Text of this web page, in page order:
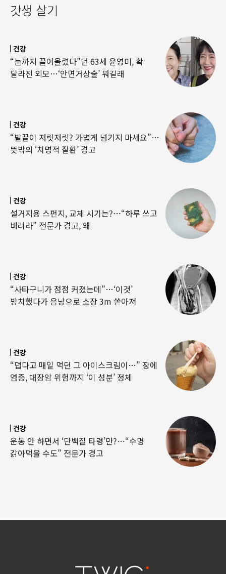
갓생 살기
건강
“눈까지 끌어올렸다”던 63세 윤영미, 확
달라진 외모…‘안면거상술’ 뭐길래
건강
“발끝이 저릿저릿? 가볍게 넘기지 마세요”…
뜻밖의 ‘치명적 질환’ 경고
건강
설거지용 스펀지, 교체 시기는?…“하루 쓰고
버려라” 전문가 경고, 왜
건강
“사타구니가 점점 커졌는데”…‘이것’
방치했다가 음낭으로 소장 3m 쏟아져
건강
“덥다고 매일 먹던 그 아이스크림이…” 장에
염증, 대장암 위험까지 ‘이 성분’ 정체
건강
운동 안 하면서 ‘단백질 타령’만?…“수명
갉아먹을 수도” 전문가 경고